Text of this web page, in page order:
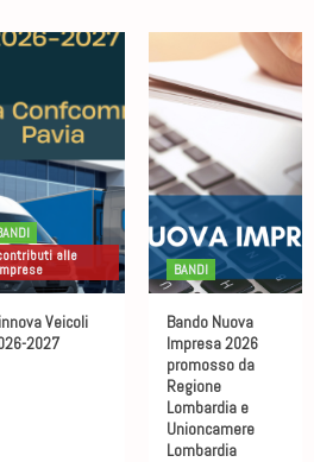
Confcommercio Pavia: Investi
di Confcommercio 2026
alle
Veicoli
2027
BANDI
Bando Nuova
Impresa 2026
promosso da
Regione
Lombardia e
Unioncamere
Lombardia